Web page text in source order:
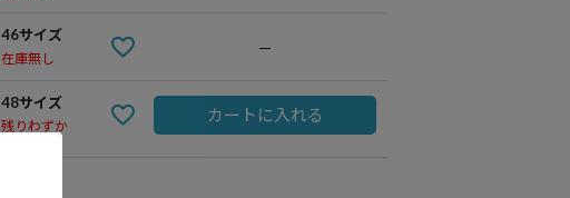
05 OFF WHITE
46サイズ
在庫無し
—
48サイズ
残りわずか
カートに入れる